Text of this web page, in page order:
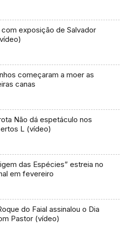
com exposição de Salvador
começaram a moer as
canas
Não dá espetáculo nos
L (vídeo)
das Espécies” estreia no
em fevereiro
do Faial assinalou o Dia
Pastor (vídeo)